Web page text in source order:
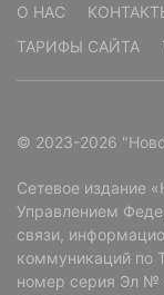
О НАС
ТАРИФЫ САЙТА
© 2023-2026
Сетевое издание
Управлением
связи,
коммуникаций по
номер серия Эл №